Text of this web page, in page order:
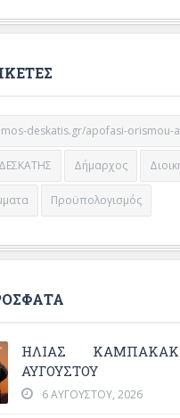
deskatis.gr/apofasi-orismou-
Δήμαρχος
Προϋπολογισμός
ΗΛΙΑΣ
ΑΥΓΟΥΣΤΟΥ
6 ΑΥΓΟΎΣΤΟΥ, 2026